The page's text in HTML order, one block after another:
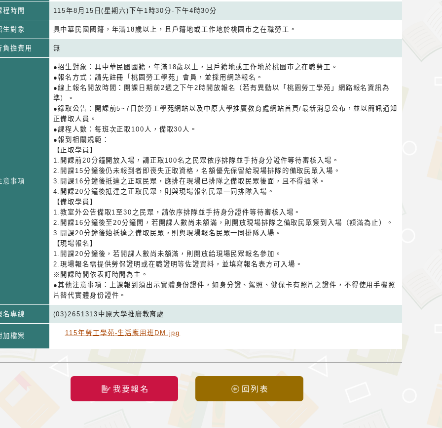
程時間 115年8月15日(星期六)下午1時30分-下午4時30分
生對象 具中華民國國籍，年滿18歲以上，且戶籍地或工作地於桃園市之在職勞工。
負擔費用 無
意事項
●招生對象：具中華民國國籍，年滿18歲以上，且戶籍地或工作地於桃園市之在職勞工。
●報名方式：請先註冊「桃園勞工學苑」會員，並採用網路報名。
●線上報名開放時間：開課日期前2週之下午2時開放報名（若有異動以「桃園勞工學苑」網路報名資訊為
準）。
●錄取公告：開課前5~7日於勞工學苑網站以及中原大學推廣教育處網站首頁/最新消息公布，並以簡訊通知
正備取人員。
●課程人數：每班次正取100人，備取30人。
●報到相關規範：
【正取學員】
1.開課前20分鐘開放入場，請正取100名之民眾依序排隊並手持身分證件等待審核入場。
2.開課15分鐘後仍未報到者即喪失正取資格，名額優先保留給現場排隊的備取民眾入場。
3.開課16分鐘後抵達之正取民眾，應排在現場已排隊之備取民眾後面，且不得插隊。
4.開課20分鐘後抵達之正取民眾，則與現場報名民眾一同排隊入場。
【備取學員】
1.教室外公告備取1至30之民眾，請依序排隊並手持身分證件等待審核入場。
2.開課16分鐘後至20分鐘間，若開課人數尚未額滿，則開放現場排隊之備取民眾簽到入場（額滿為止）。
3.開課20分鐘後始抵達之備取民眾，則與現場報名民眾一同排隊入場。
【現場報名】
1.開課20分鐘後，若開課人數尚未額滿，則開放給現場民眾報名參加。
2.現場報名需提供勞保證明或在職證明等佐證資料，並填寫報名表方可入場。
※開課時間依表訂時間為主。
●其他注意事項：上課報到須出示實體身份證件，如身分證、駕照、健保卡有照片之證件，不得使用手機照
片替代實體身份證件。
名專線 (03)2651313中原大學推廣教育處
加檔案 115年勞工學苑-生活應用班DM.jpg
我要報名 回列表